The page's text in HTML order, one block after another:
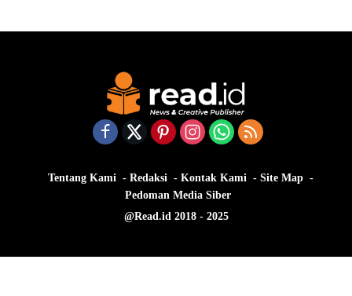
Tentang Kami Redaksi Kontak Kami
Site Map
Pedoman Media Siber
@Read.id 2018 - 2025